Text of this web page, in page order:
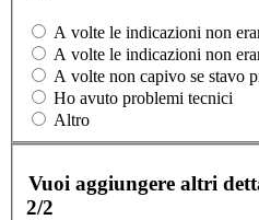
A volte le indicazioni non
A volte le indicazioni non
A volte non capivo se stavo
Ho avuto problemi tecnici
Altro
Vuoi aggiungere altri
2/2